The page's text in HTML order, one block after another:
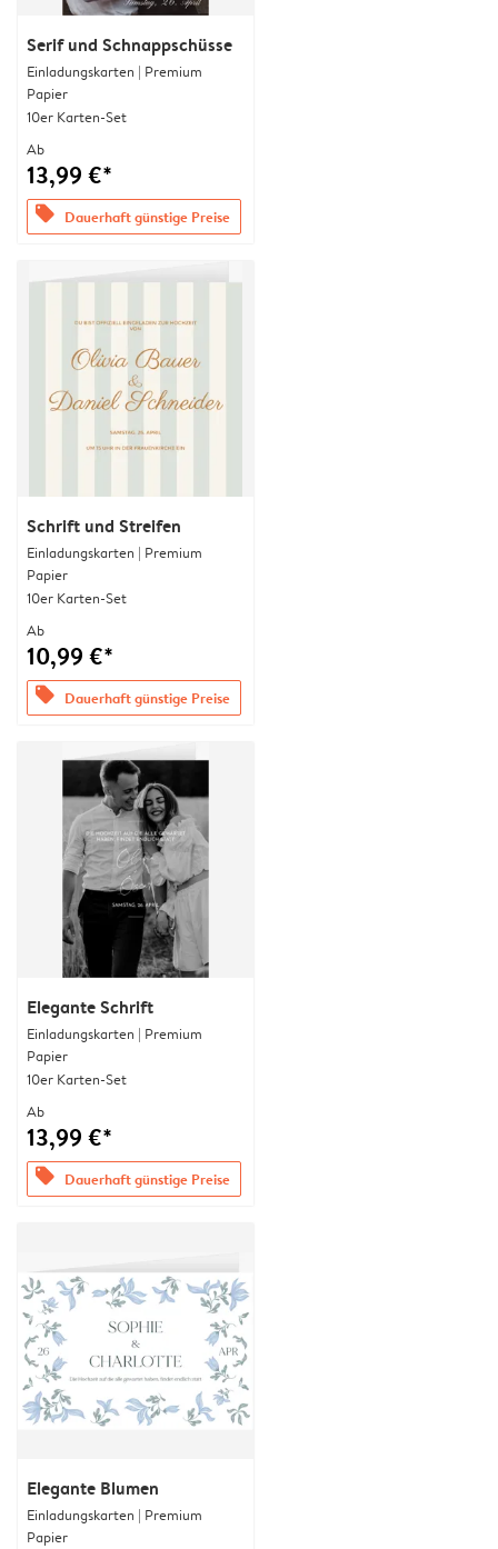
Serif und Schnappschüsse
Einladungskarten | Premium
Papier
10er Karten-Set
Ab
13,99 €*
offers Dauerhaft günstige Preise
Schrift und Streifen
Einladungskarten | Premium
Papier
10er Karten-Set
Ab
10,99 €*
offers Dauerhaft günstige Preise
Elegante Schrift
Einladungskarten | Premium
Papier
10er Karten-Set
Ab
13,99 €*
offers Dauerhaft günstige Preise
Elegante Blumen
Einladungskarten | Premium
Papier